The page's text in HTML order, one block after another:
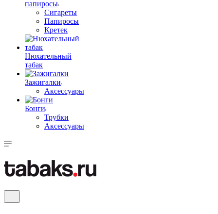
папиросы
Сигареты
Папиросы
Кретек
Нюхательный
табак
Зажигалки
Аксессуары
Бонги
Трубки
Аксессуары